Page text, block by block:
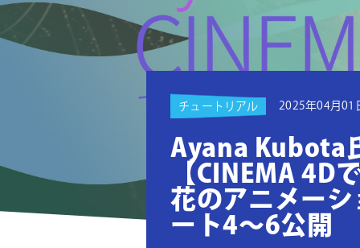
シ
ョ
チュートリアル 2025年04月01
Ayana Kubota
【CINEMA 4D
花のアニメー
ート4〜6公開